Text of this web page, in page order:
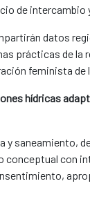
de intercambio
datos
prácticas de la
feminista de
hídricas
y saneamiento,
conceptual con